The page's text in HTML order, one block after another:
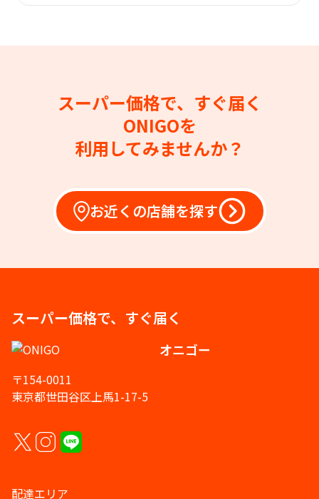
スーパー価格で、すぐ届く
ONIGOを
利用してみませんか？
お近くの店舗を探す
スーパー価格で、すぐ届く
オニゴー
〒154-0011
東京都世田谷区上馬1-17-5
配達エリア